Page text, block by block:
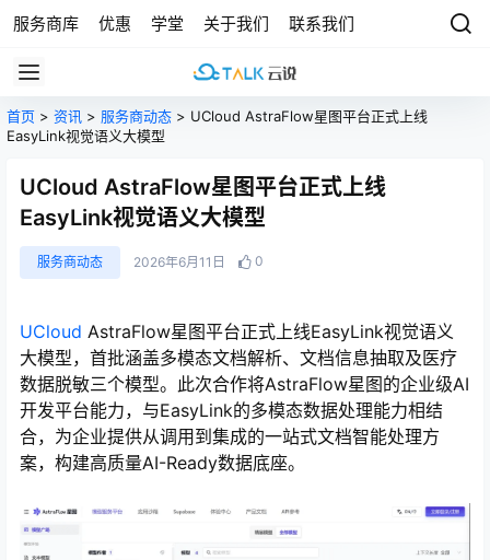
服务商库 优惠 学堂 关于我们 联系我们
首页 > 资讯 > 服务商动态 > UCloud AstraFlow星图平台正式上线
EasyLink视觉语义大模型
UCloud AstraFlow星图平台正式上线
EasyLink视觉语义大模型
服务商动态 2026年6月11日 0
UCloud AstraFlow星图平台正式上线EasyLink视觉语义
大模型，首批涵盖多模态文档解析、文档信息抽取及医疗
数据脱敏三个模型。此次合作将AstraFlow星图的企业级AI
开发平台能力，与EasyLink的多模态数据处理能力相结
合，为企业提供从调用到集成的一站式文档智能处理方
案，构建高质量AI-Ready数据底座。